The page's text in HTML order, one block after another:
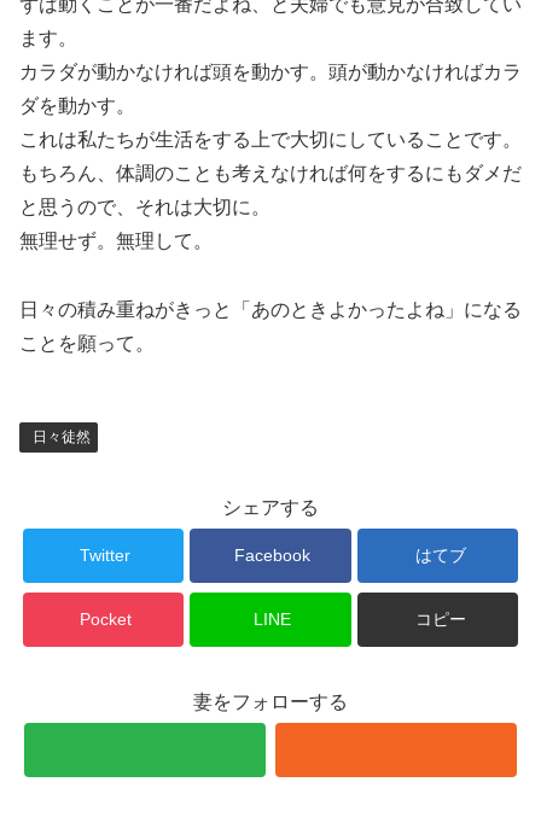
ずは動くことが一番だよね、と夫婦でも意見が合致してい
ます。
カラダが動かなければ頭を動かす。頭が動かなければカラ
ダを動かす。
これは私たちが生活をする上で大切にしていることです。
もちろん、体調のことも考えなければ何をするにもダメだ
と思うので、それは大切に。
無理せず。無理して。
日々の積み重ねがきっと「あのときよかったよね」になる
ことを願って。
日々徒然
シェアする
Twitter Facebook はてブ
Pocket LINE コピー
妻をフォローする